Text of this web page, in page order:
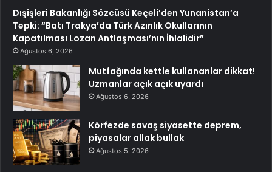
Dışişleri Bakanlığı Sözcüsü Keçeli’den Yunanistan’a
Tepki: “Batı Trakya’da Türk Azınlık Okullarının
Kapatılması Lozan Antlaşması’nın İhlalidir”
Ağustos 6, 2026
Mutfağında kettle kullananlar dikkat!
Uzmanlar açık açık uyardı
Ağustos 6, 2026
Körfezde savaş siyasette deprem,
piyasalar allak bullak
Ağustos 5, 2026